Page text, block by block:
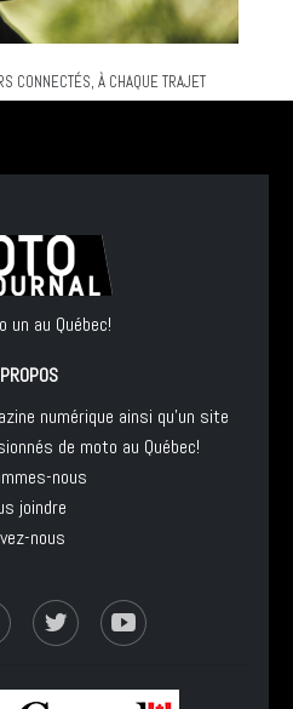
CONNECTÉS, À CHAQUE TRAJET
un au Québec!
numérique ainsi qu'un site
de moto au Québec!
nous
joindre
nous